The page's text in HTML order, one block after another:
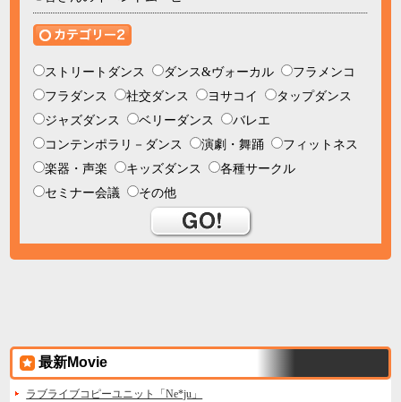
ストリートダンス ダンス&ヴォーカル
フラメンコ
フラダンス
社交ダンス ヨサコイ
タップダンス
ジャズダンス
ベリーダンス
バレエ
コンテンポラリ－ダンス
演劇・舞踊
フィットネス
楽器・声楽
キッズダンス
各種サークル
セミナー会議
その他
最新Movie
ラブライブコピーユニット「Ne*ju」